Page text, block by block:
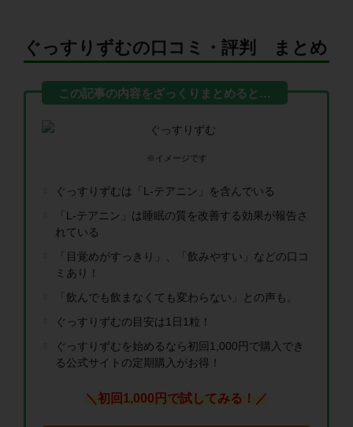
ぐっすりずむの口コミ・評判 まとめ
※イメージです
ぐっすりずむは「L-テアニン」を含んでいる
「L-テアニン」は睡眠の質を改善する効果が報告さ
れている
「目覚めがすっきり」、「飲みやすい」などの口コ
ミあり！
「飲んでも飲まなくても変わらない」との声も。
ぐっすりずむの目安は1日1粒！
ぐっすりずむを始めるなら初回1,000円で購入でき
る公式サイトの定期購入がお得！
＼初回1,000円で試してみる！／